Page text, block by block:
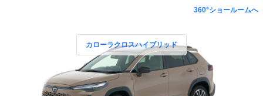
360°ショールームへ
カローラクロスハイブリッド